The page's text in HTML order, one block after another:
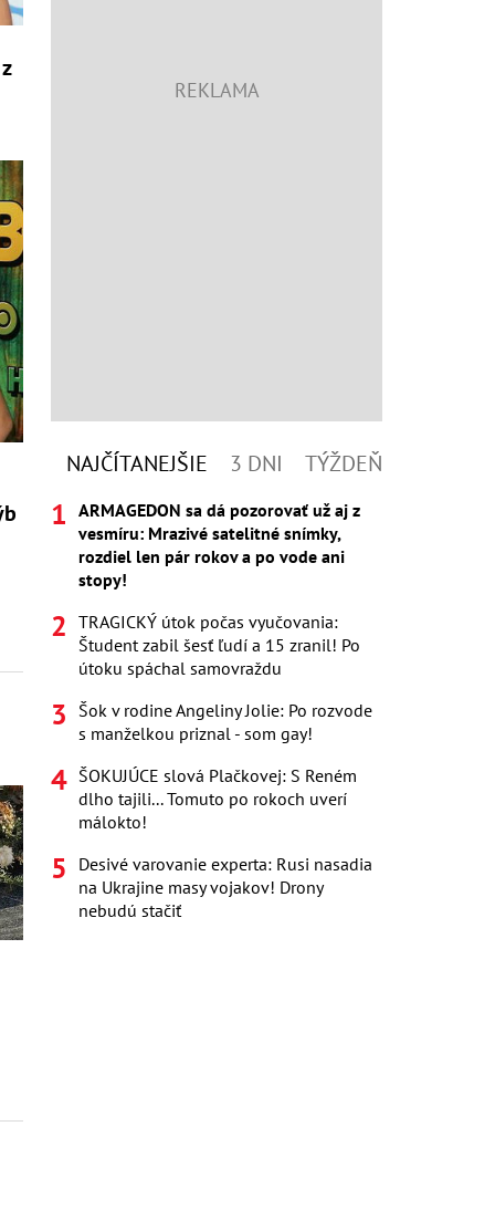
NAJČÍTANEJŠIE 3 DNI TÝŽDEŇ
ARMAGEDON sa dá pozorovať už aj z
vesmíru: Mrazivé satelitné snímky,
rozdiel len pár rokov a po vode ani
stopy!
TRAGICKÝ útok počas vyučovania:
Študent zabil šesť ľudí a 15 zranil! Po
útoku spáchal samovraždu
Šok v rodine Angeliny Jolie: Po rozvode
s manželkou priznal - som gay!
ŠOKUJÚCE slová Plačkovej: S Reném
dlho tajili... Tomuto po rokoch uverí
málokto!
Desivé varovanie experta: Rusi nasadia
na Ukrajine masy vojakov! Drony
nebudú stačiť